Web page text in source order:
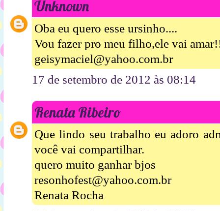
Unknown
Oba eu quero esse ursinho....
Vou fazer pro meu filho,ele vai
geisymaciel@yahoo.com.br
17 de setembro de 2012 às 08:14
Renata Ribeiro
Que lindo seu trabalho eu adoro
você vai compartilhar.
quero muito ganhar bjos
resonhofest@yahoo.com.br
Renata Rocha